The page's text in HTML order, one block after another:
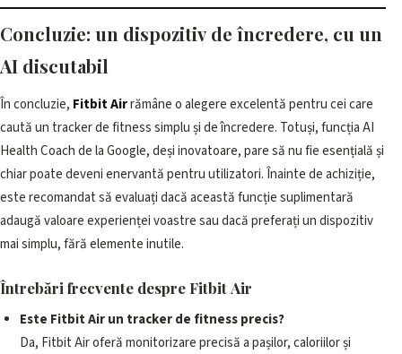
Concluzie: un dispozitiv de încredere, cu un
AI discutabil
În concluzie, Fitbit Airrămâne o alegere excelentă pentru cei care
caută un tracker de fitness simplu și de încredere. Totuși, funcția AI
Health Coach de la Google, deși inovatoare, pare să nu fie esențială și
chiar poate deveni enervantă pentru utilizatori. Înainte de achiziție,
este recomandat să evaluați dacă această funcție suplimentară
adaugă valoare experienței voastre sau dacă preferați un dispozitiv
mai simplu, fără elemente inutile.
Întrebări frecvente despre Fitbit Air
Este Fitbit Air un tracker de fitness precis?
Da, Fitbit Air oferă monitorizare precisă a pașilor, caloriilor și